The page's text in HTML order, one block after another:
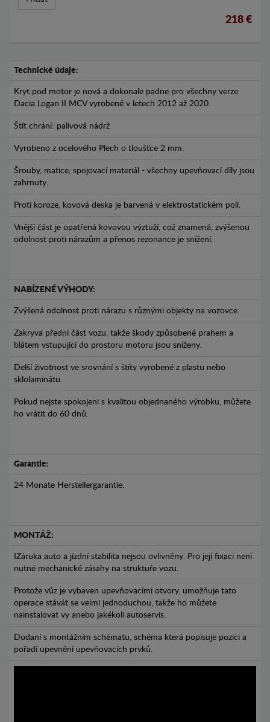
218 €
Technické údaje:
Kryt pod motor je nová a dokonale padne pro všechny verze
Dacia Logan II MCV vyrobené v letech 2012 až 2020.
Štít chrání: palivová nádrž
Vyrobeno z ocelového Plech o tloušťce 2 mm.
Šrouby, matice, spojovací materiál - všechny upevňovací díly jsou
zahrnuty.
Proti koroze, kovová deska je barvená v elektrostatickém poli.
Vnější část je opatřená kovovou výztuží, což znamená, zvýšenou
odolnost proti nárazům a přenos rezonance je snížení.
NABÍZENÉ VÝHODY:
Zvýšená odolnost proti nárazu s různými objekty na vozovce.
Zakryva přední část vozu, takže škody způsobené prahem a
blátem vstupující do prostoru motoru jsou sníženy.
Delší životnost ve srovnání s štíty vyrobené z plastu nebo
sklolaminátu.
Pokud nejste spokojeni s kvalitou objednaného výrobku, můžete
ho vrátit do 60 dnů.
Garantie:
24 Monate Herstellergarantie.
MONTÁŽ:
IZáruka auto a jízdní stabilita nejsou ovlivněny. Pro její fixaci není
nutné mechanické zásahy na struktuře vozu.
Protože vůz je vybaven upevňovacími otvory, umožňuje tato
operace stávát se velmi jednoduchou, takže ho můžete
nainstalovat vy anebo jakékoli autoservis.
Dodaní s montážním schématu, schéma která popisuje pozici a
pořadí upevnění upevňovacích prvků.